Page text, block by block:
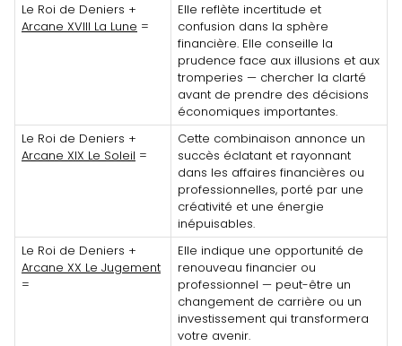
Le Roi de Deniers +
Arcane XVIII La Lune =
Elle reflète incertitude et
confusion dans la sphère
financière. Elle conseille la
prudence face aux illusions et aux
tromperies — chercher la clarté
avant de prendre des décisions
économiques importantes.
Le Roi de Deniers +
Arcane XIX Le Soleil =
Cette combinaison annonce un
succès éclatant et rayonnant
dans les affaires financières ou
professionnelles, porté par une
créativité et une énergie
inépuisables.
Le Roi de Deniers +
Arcane XX Le Jugement
=
Elle indique une opportunité de
renouveau financier ou
professionnel — peut-être un
changement de carrière ou un
investissement qui transformera
votre avenir.